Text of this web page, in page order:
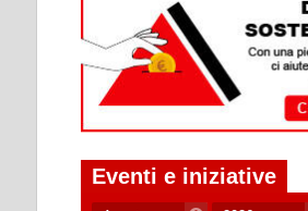
Eventi e iniziative